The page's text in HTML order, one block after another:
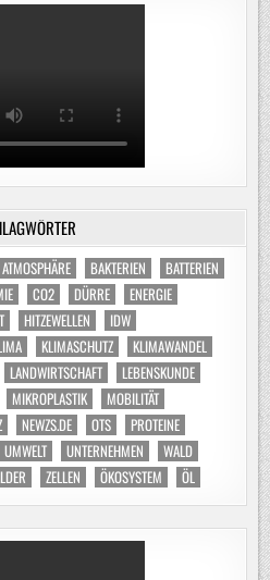
ATMOSPHÄRE BAKTERIEN
BATTERIEN
CO2 DÜRRE
ENERGIE
HITZEWELLEN
IDW
KLIMASCHUTZ
KLIMAWANDEL
LANDWIRTSCHAFT
LEBENSKUNDE
MIKROPLASTIK
MOBILITÄT
NEWZS.DE OTS
PROTEINE
UMWELT UNTERNEHMEN
WALD
ZELLEN ÖKOSYSTEM ÖL